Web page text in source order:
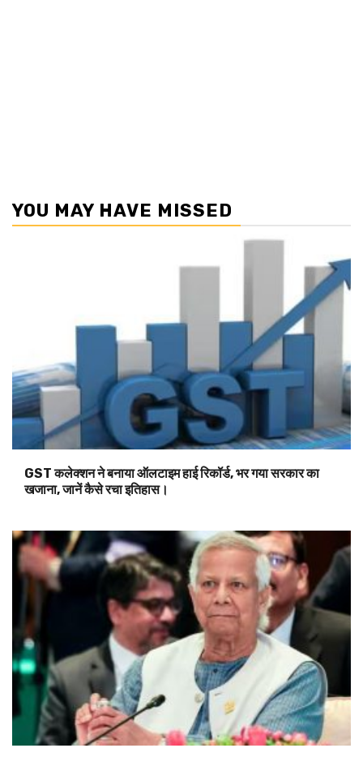
YOU MAY HAVE MISSED
GST कलेक्शन ने बनाया ऑलटाइम हाई रिकॉर्ड, भर गया सरकार का
खजाना, जानें कैसे रचा इतिहास।